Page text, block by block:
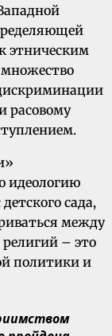
этническим
расовому
идеологию
сада,
между
– это
политики и